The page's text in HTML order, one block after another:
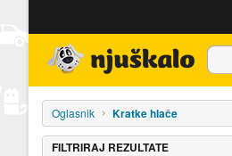
Oglasnik Kratke hlače
FILTRIRAJ REZULTATE